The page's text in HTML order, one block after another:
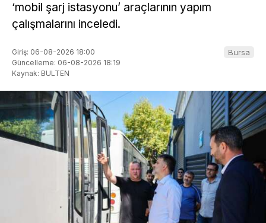
‘mobil şarj istasyonu’ araçlarının yapım
çalışmalarını inceledi.
Giriş: 06-08-2026 18:00
Güncelleme: 06-08-2026 18:19
Kaynak: BULTEN
Bursa